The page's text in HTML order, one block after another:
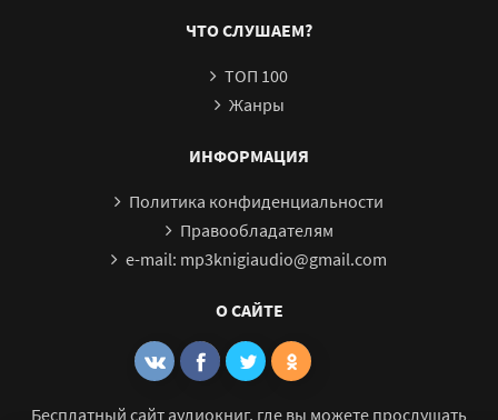
ЧТО СЛУШАЕМ?
ТОП 100
Жанры
ИНФОРМАЦИЯ
Политика конфиденциальности
Правообладателям
e-mail: mp3knigiaudio@gmail.com
О САЙТЕ
Бесплатный сайт аудиокниг, где вы можете прослушать